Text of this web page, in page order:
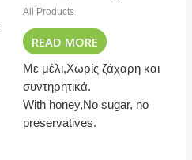
All Products
READ MORE
Με μέλι,Χωρίς ζάχαρη και
συντηρητικά.
With honey,No sugar, no
preservatives.